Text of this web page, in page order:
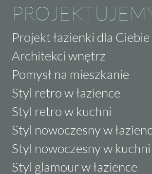
Projekt łazienki dla Ciebie
Architekci wnętrz
Pomysł na mieszkanie
Styl retro w łazience
Styl retro w kuchni
Styl nowoczesny w
Styl nowoczesny w kuchni
Styl glamour w łazience